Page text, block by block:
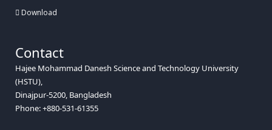
Download
Contact
Hajee Mohammad Danesh Science and Technology University
(HSTU),
Dinajpur-5200, Bangladesh
Phone: +880-531-61355